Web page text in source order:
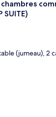
SUITE)
(jumeau), 2